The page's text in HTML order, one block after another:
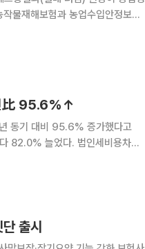
比 95.6%↑
동기 대비 95.6% 증가했다고
출시